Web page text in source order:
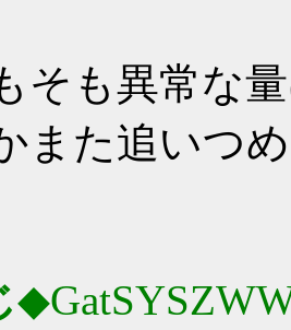
そも異常な
また追いつ